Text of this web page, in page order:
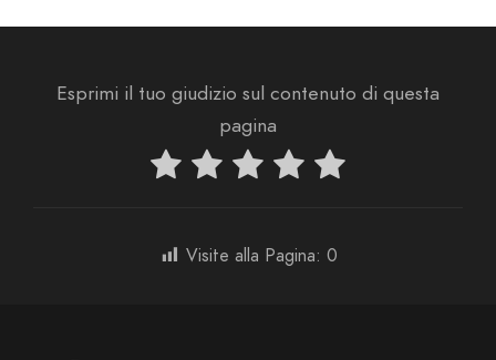
Esprimi il tuo giudizio sul contenuto di questa
pagina
Visite alla Pagina: 0